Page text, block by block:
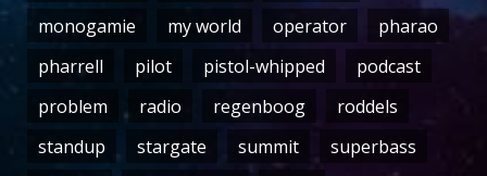
monogamie
my world operator
pharao
pharrell
pilot pistol-whipped
podcast
problem
radio regenboog
roddels
standup
stargate summit
superbass